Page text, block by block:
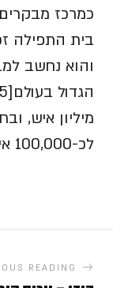
כמרכז
והוא נחשב
מיליון איש,
לכ-100,000 איש ביום.
READING